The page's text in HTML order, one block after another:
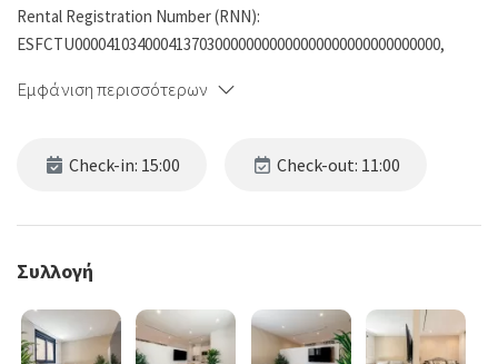
Rental Registration Number (RNN):
ESFCTU00004103400041370300000000000000000000000000000,
Εμφάνιση περισσότερων
Check-in: 15:00 Check-out: 11:00
Συλλογή